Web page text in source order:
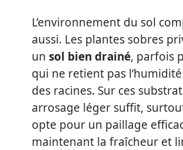
L’environnement du sol
aussi. Les plantes sobres
un sol bien drainé, parfois
qui ne retient pas
des racines. Sur ces
arrosage léger suffit,
opte pour un paillage
maintenant la fraîcheur et